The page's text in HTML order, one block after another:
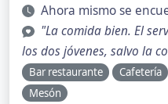
Ahora mismo se
"La comida bien. El
los dos jóvenes, salvo la
Bar restaurante Cafetería
Mesón